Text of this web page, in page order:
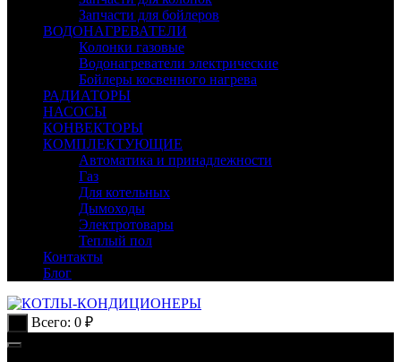
Запчасти для бойлеров
ВОДОНАГРЕВАТЕЛИ
Колонки газовые
Водонагреватели электрические
Бойлеры косвенного нагрева
РАДИАТОРЫ
НАСОСЫ
КОНВЕКТОРЫ
КОМПЛЕКТУЮЩИЕ
Автоматика и принадлежности
Газ
Для котельных
Дымоходы
Электротовары
Теплый пол
Контакты
Блог
Всего: 0 ₽